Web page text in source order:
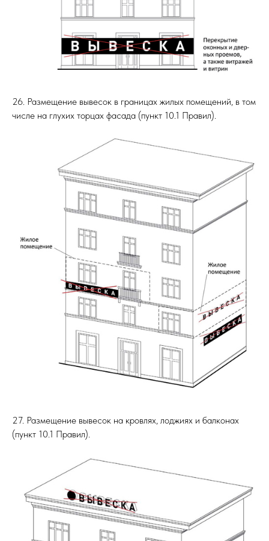
26. Размещение вывесок в границах жилых помещений, в том
числе на глухих торцах фасада (пункт 10.1 Правил).
27. Размещение вывесок на кровлях, лоджиях и балконах
(пункт 10.1 Правил).